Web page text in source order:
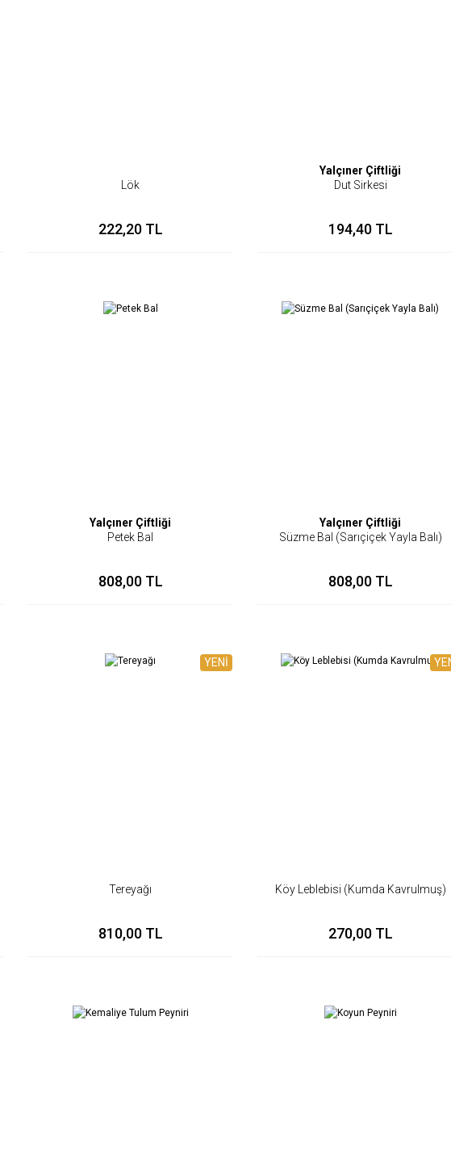
Lök
222,20 TL
Yalçıner Çiftliği
Dut Sirkesi
194,40 TL
Yalçıner Çiftliği
Petek Bal
808,00 TL
Yalçıner Çiftliği
Süzme Bal (Sarıçiçek Yayla Balı)
808,00 TL
YENİ
Tereyağı
810,00 TL
Köy Leblebisi (Kumda Kavrulmuş)
270,00 TL